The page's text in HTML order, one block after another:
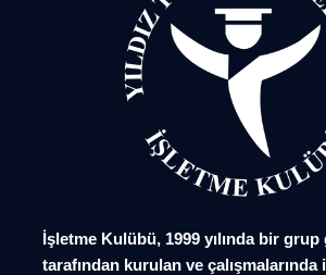
İşletme Kulübü, 1999 yılında bir grup
tarafından kurulan ve